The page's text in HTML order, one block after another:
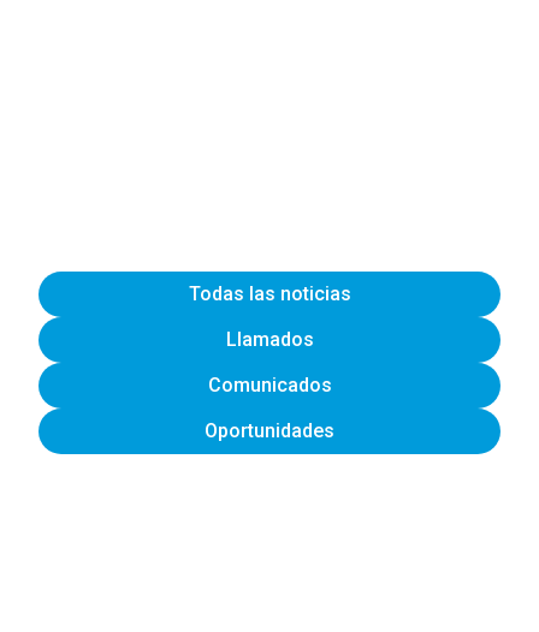
Todas las noticias
Llamados
Comunicados
Oportunidades